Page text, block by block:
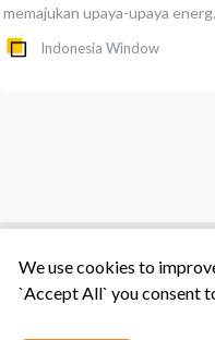
memajukan upaya-upaya
Indonesia Window
We use cookies to
`Accept All` you consent